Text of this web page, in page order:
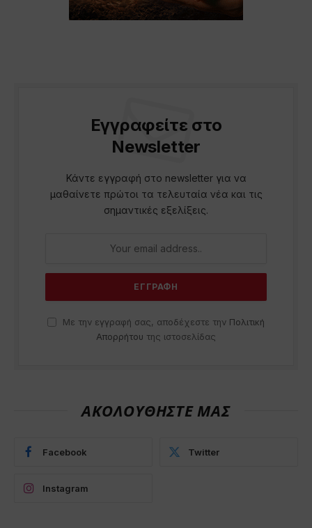
Εγγραφείτε στο
Newsletter
Κάντε εγγραφή στο newsletter για να
μαθαίνετε πρώτοι τα τελευταία νέα και τις
σημαντικές εξελίξεις.
Με την εγγραφή σας, αποδέχεστε την Πολιτική
Απορρήτου της ιστοσελίδας
ΑΚΟΛΟΥΘΗΣΤΕ ΜΑΣ
Facebook Twitter
Instagram